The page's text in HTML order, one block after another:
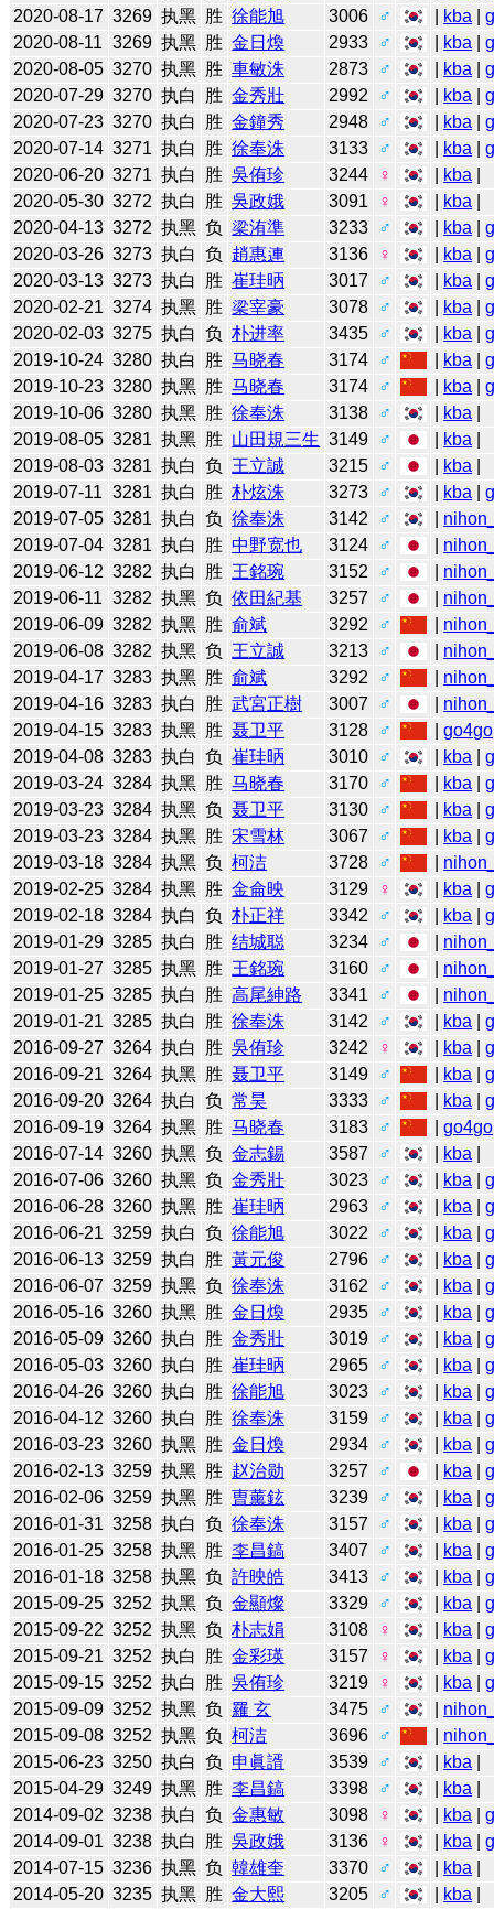
2020-08-17 3269 执黑 胜 徐能旭 3006 ♂ kba |
2020-08-11 3269 执黑 胜 金日煥 2933 ♂ kba |
2020-08-05 3270 执黑 胜 車敏洙 2873 ♂ kba |
2020-07-29 3270 执白 胜 金秀壯 2992 ♂ kba |
2020-07-23 3270 执白 胜 金鐘秀 2948 ♂ kba |
2020-07-14 3271 执白 胜 徐奉洙 3133 ♂ kba |
2020-06-20 3271 执白 胜 吳侑珍 3244 ♀ kba
2020-05-30 3272 执白 胜 吳政娥 3091 ♀ kba
2020-04-13 3272 执黑 负 梁洧準 3233 ♂ kba |
2020-03-26 3273 执白 负 趙惠連 3136 ♀ kba |
2020-03-13 3273 执白 胜 崔珪昞 3017 ♂ kba |
2020-02-21 3274 执黑 胜 梁宰豪 3078 ♂ kba |
2020-02-03 3275 执白 负 朴进率 3435 ♂ kba |
2019-10-24 3280 执白 胜 马晓春 3174 ♂ kba |
2019-10-23 3280 执黑 胜 马晓春 3174 ♂ kba |
2019-10-06 3280 执黑 胜 徐奉洙 3138 ♂ kba
2019-08-05 3281 执黑 胜 山田規三生 3149 ♂ kba
2019-08-03 3281 执白 负 王立誠 3215 ♂ kba
2019-07-11 3281 执白 胜 朴炫洙 3273 ♂ kba |
2019-07-05 3281 执白 负 徐奉洙 3142 ♂
2019-07-04 3281 执白 胜 中野宽也 3124 ♂
2019-06-12 3282 执白 胜 王銘琬 3152 ♂
2019-06-11 3282 执黑 负 依田紀基 3257 ♂
2019-06-09 3282 执黑 胜 俞斌 3292 ♂
2019-06-08 3282 执黑 负 王立誠 3213 ♂
2019-04-17 3283 执黑 胜 俞斌 3292 ♂
2019-04-16 3283 执白 胜 武宮正樹 3007 ♂
2019-04-15 3283 执黑 胜 聂卫平 3128 ♂ |go4go
2019-04-08 3283 执白 负 崔珪昞 3010 ♂ kba |
2019-03-24 3284 执黑 胜 马晓春 3170 ♂ kba |
2019-03-23 3284 执黑 负 聂卫平 3130 ♂ kba |
2019-03-23 3284 执黑 胜 宋雪林 3067 ♂ kba |
2019-03-18 3284 执黑 负 柯洁 3728 ♂
2019-02-25 3284 执黑 胜 金侖映 3129 ♀ kba |
2019-02-18 3284 执白 负 朴正祥 3342 ♂ kba |
2019-01-29 3285 执白 胜 结城聪 3234 ♂
2019-01-27 3285 执黑 胜 王銘琬 3160 ♂
2019-01-25 3285 执白 胜 高尾紳路 3341 ♂
2019-01-21 3285 执白 胜 徐奉洙 3142 ♂ kba |
2016-09-27 3264 执白 胜 吳侑珍 3242 ♀ kba |
2016-09-21 3264 执黑 胜 聂卫平 3149 ♂ kba |
2016-09-20 3264 执白 负 常昊 3333 ♂ kba |
2016-09-19 3264 执黑 胜 马晓春 3183 ♂ |go4go
2016-07-14 3260 执黑 负 金志錫 3587 ♂ kba
2016-07-06 3260 执黑 负 金秀壯 3023 ♂ kba |
2016-06-28 3260 执黑 胜 崔珪昞 2963 ♂ kba |
2016-06-21 3259 执白 负 徐能旭 3022 ♂ kba |
2016-06-13 3259 执白 胜 黃元俊 2796 ♂ kba |
2016-06-07 3259 执黑 负 徐奉洙 3162 ♂ kba |
2016-05-16 3260 执黑 胜 金日煥 2935 ♂ kba |
2016-05-09 3260 执白 胜 金秀壯 3019 ♂ kba |
2016-05-03 3260 执白 胜 崔珪昞 2965 ♂ kba |
2016-04-26 3260 执白 胜 徐能旭 3023 ♂ kba |
2016-04-12 3260 执白 胜 徐奉洙 3159 ♂ kba |
2016-03-23 3260 执黑 胜 金日煥 2934 ♂ kba |
2016-02-13 3259 执黑 胜 赵治勋 3257 ♂ kba |
2016-02-06 3259 执黑 胜 曺薰鉉 3239 ♂ kba |
2016-01-31 3258 执白 负 徐奉洙 3157 ♂ kba |
2016-01-25 3258 执黑 胜 李昌鎬 3407 ♂ kba |
2016-01-18 3258 执黑 负 許映皓 3413 ♂ kba |
2015-09-25 3252 执黑 负 金顯燦 3329 ♂ kba |
2015-09-22 3252 执黑 负 朴志娟 3108 ♀ kba |
2015-09-21 3252 执白 胜 金彩瑛 3157 ♀ kba |
2015-09-15 3252 执白 胜 吳侑珍 3219 ♀ kba |
2015-09-09 3252 执黑 负 羅 玄 3475 ♂
2015-09-08 3252 执黑 负 柯洁 3696 ♂
2015-06-23 3250 执白 负 申眞諝 3539 ♂ kba
2015-04-29 3249 执黑 胜 李昌鎬 3398 ♂ kba
2014-09-02 3238 执白 负 金惠敏 3098 ♀ kba |
2014-09-01 3238 执白 胜 吳政娥 3136 ♀ kba |
2014-07-15 3236 执黑 负 韓雄奎 3370 ♂ kba
2014-05-20 3235 执黑 胜 金大熙 3205 ♂ kba